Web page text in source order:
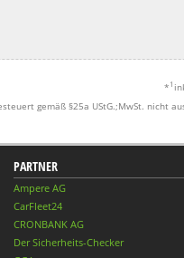
* 1
gemäß §25a UStG.;MwSt. nicht
PARTNER
Ampere AG
CarFleet24
CRONBANK AG
Der Sicherheits-Checker